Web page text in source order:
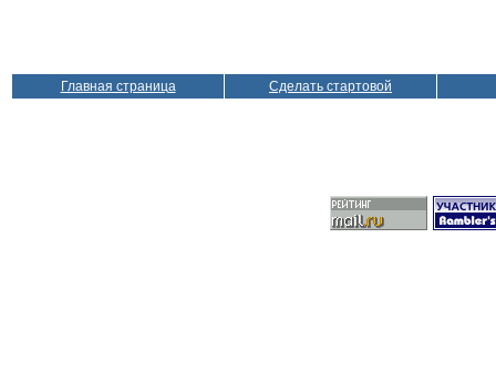
Главная страница Сделать стартовой